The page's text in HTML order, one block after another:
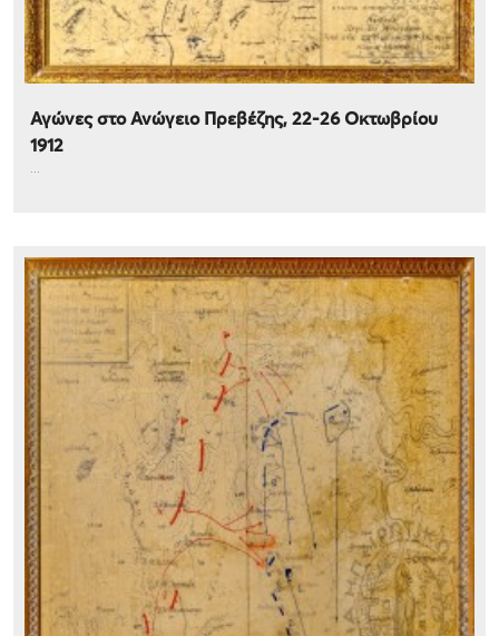
Αγώνες στο Ανώγειο Πρεβέζης, 22-26 Οκτωβρίου
1912
...